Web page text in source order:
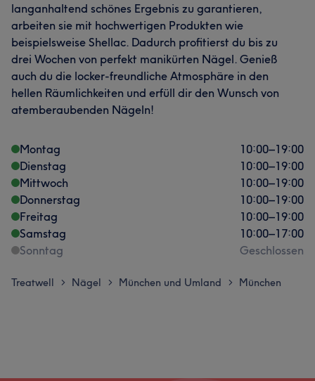
langanhaltend schönes Ergebnis zu garantieren,
arbeiten sie mit hochwertigen Produkten wie
beispielsweise Shellac. Dadurch profitierst du bis zu
drei Wochen von perfekt manikürten Nägel. Genieß
auch du die locker-freundliche Atmosphäre in den
hellen Räumlichkeiten und erfüll dir den Wunsch von
atemberaubenden Nägeln!
Montag 10:00–19:00
Dienstag
10:00–19:00
Mittwoch
10:00–19:00
Donnerstag
10:00–19:00
Freitag
10:00–19:00
Samstag
10:00–17:00
Sonntag
Geschlossen
Treatwell > Nägel > München und Umland > München